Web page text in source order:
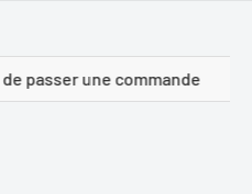
🛒 Mudhhi alanazi de